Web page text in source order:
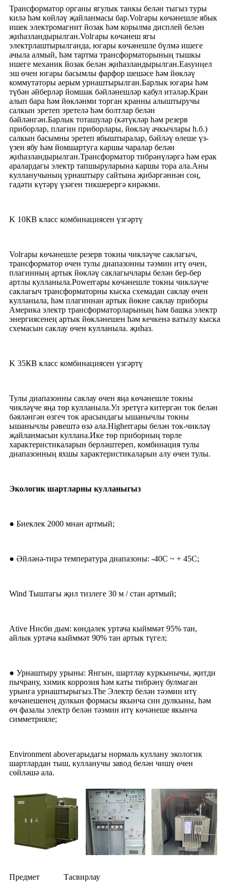
Трансформатор органы ягулык танкы белән тыгыз туры
килә һәм көйләү җайланмасы бар.Volгары көчәнешле ябык
ишек электромагнит йозак һәм корылма дисплей белән
җиһазландырылган.Volгары көчәнеш ягы
электрлаштырылганда, югары көчәнешле бүлмә ишеге
ачыла алмый, һәм тартма трансформаторының тышкы
ишеге механик йозак белән җиһазландырылган.Easyиңел
эш өчен югары басымлы фарфор шешәсе һәм йөкләү
коммутаторы аерым урнаштырылган.Барлык югары һәм
түбән әйберләр йомшак бәйләнешләр кабул итәләр.Кран
алып бара һәм йөкләнми торган кранны алыштыручы
салкын эретеп эретелә һәм болтлар белән
бәйләнгән.Барлык тоташулар (кәтүкләр һәм резерв
приборлар, плагин приборлары, йөкләү ачкычлары һ.б.)
салкын басымны эретеп ябыштыралар, бәйләү өлеше үз-
үзен ябу һәм йомшартуга каршы чаралар белән
җиһазландырылган.Трансформатор тибрәнүләргә һәм ерак
аралардагы электр тапшыруларына каршы тора ала.Аны
кулланучының урнаштыру сайтына җибәргәннән соң,
гадәти күтәрү үзәген тикшерергә кирәкми.
K 10КВ класс комбинациясен үзгәртү
Volгары көчәнешле резерв токны чикләүче саклагыч,
трансформатор өчен тулы диапазонны тәэмин итү өчен,
плагинның артык йөкләү саклагычлары белән бер-бер
артлы кулланыла.Powerгары көчәнешле токны чикләүче
саклагыч трансформаторны кыска схемадан саклау өчен
кулланыла, һәм плагиннан артык йөкне саклау приборы
Америка электр трансформаторларының һәм башка электр
энергиясенең артык йөкләнешен һәм кечкенә ватылу кыска
схемасын саклау өчен кулланыла. җиһаз.
K 35КВ класс комбинациясен үзгәртү
Тулы диапазонны саклау өчен яңа көчәнешле токны
чикләүче яңа төр кулланыла.Ул эретүгә китергән ток белән
бәяләнгән өзгеч ток арасындагы ышанычлы токны
ышанычлы рәвештә өзә ала.Higherгары белән ток-чикләү
җайланмасын куллана.Ике төр приборның төрле
характеристикаларын берләштереп, комбинация тулы
диапазонның яхшы характеристикаларын алу өчен тулы.
Экологик шартларны кулланыгыз
● Биеклек 2000 мнан артмый;
● Әйләнә-тирә температура диапазоны: -40C ~ + 45C;
Wind Тыштагы җил тизлеге 30 м / стан артмый;
Ative Нисби дым: көндәлек уртача кыйммәт 95% тан,
айлык уртача кыйммәт 90% тан артык түгел;
● Урнаштыру урыны: Янгын, шартлау куркынычы, җитди
пычрану, химик коррозия һәм каты тибрәнү булмаган
урынга урнаштырыгыз.The Электр белән тәэмин итү
көчәнешенең дулкын формасы якынча син дулкыны, һәм
өч фазалы электр белән тәэмин итү көчәнеше якынча
симметрияле;
Environment aboveгарыдагы нормаль куллану экологик
шартлардан тыш, кулланучы завод белән чишү өчен
сөйләшә ала.
Предмет Тасвирлау